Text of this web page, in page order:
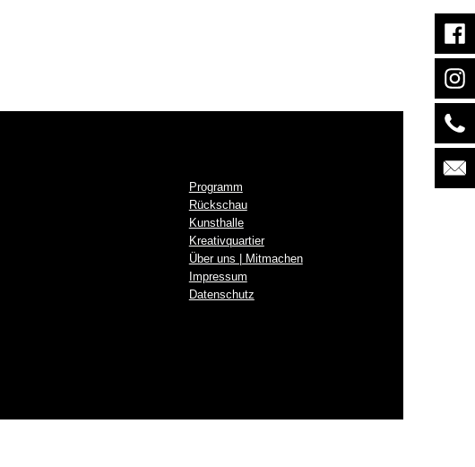
Programm
Rückschau
Kunsthalle
Kreativquartier
Über uns | Mitmachen
Impressum
Datenschutz